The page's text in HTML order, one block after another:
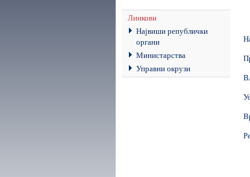
Линкови
Највиши републички
органи
Министарства
Управни окрузи